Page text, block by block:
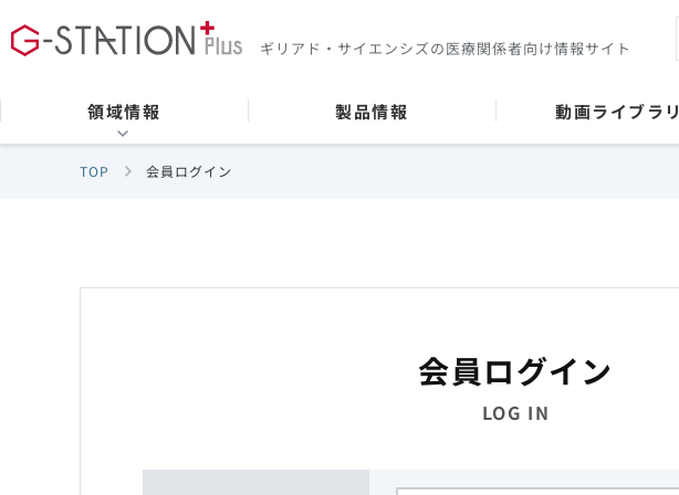
ギリアド・サイエンシズの医療関係者向け情報サイト
領域情報 製品情報 動画ライブラリ
TOP 会員ログイン
会員ログイン
LOG IN